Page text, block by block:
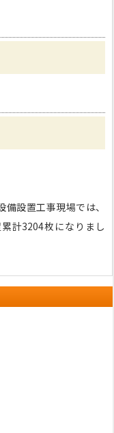
設置工事現場では、
計3204枚になりまし